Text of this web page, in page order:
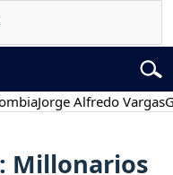
Jorge Alfredo Vargas
Millonarios